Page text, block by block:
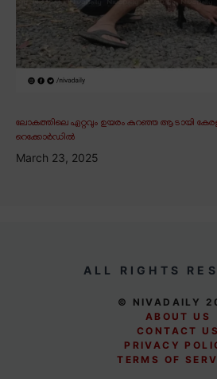
ലോകത്തിലെ ഏറ്റവും ഉയരം കുറഞ്ഞ ആടായി
റെക്കോർഡിൽ
March 23, 2025
ALL RIGHTS
© NIVADAILY
ABOUT US
CONTACT US
PRIVACY
TERMS OF